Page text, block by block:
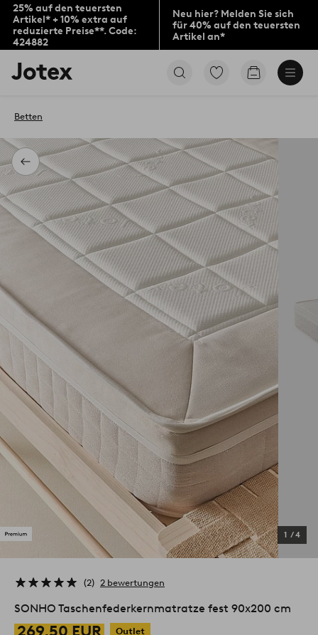
25% auf den teuersten
Artikel* + 10% extra auf
reduzierte Preise**. Code:
424882
Neu hier? Melden Sie sich
für 40% auf den teuersten
Artikel an*
Jotex-
Logo
Startseite
Zu
Produkten
gehen
Zum
Zurück
Betten
1 /4
2 2 bewertungen
SONHO Taschenfederkernmatratze fest 90x200 cm
269,50 EUR
Outlet